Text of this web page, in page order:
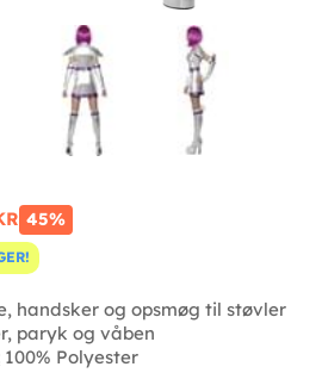
45%
handsker og opsmøg til støvler
paryk og våben
100% Polyester